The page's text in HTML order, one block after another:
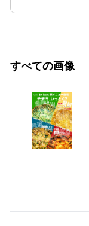
すべての画像